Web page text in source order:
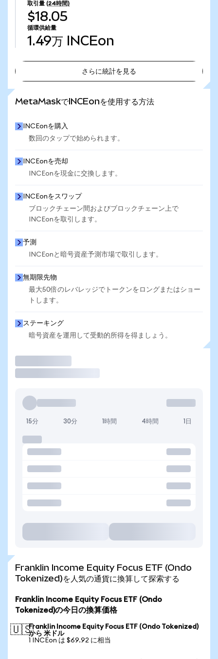
取引量 (24時間)
$18.05
循環供給量
1.49万 INCEon
さらに統計を見る
MetaMaskでINCEonを使用する方法
INCEonを購入
数回のタップで始められます。
INCEonを売却
INCEonを現金に交換します。
INCEonをスワップ
ブロックチェーン間およびブロックチェーン上で
INCEonを取引します。
予測
INCEonと暗号資産予測市場で取引します。
無期限先物
最大50倍のレバレッジでトークンをロングまたはショー
トします。
ステーキング
暗号資産を運用して受動的所得を得ましょう。
15分 30分 1時間 4時間 1日
Franklin Income Equity Focus ETF (Ondo
Tokenized)を人気の通貨に換算して探索する
Franklin Income Equity Focus ETF (Ondo
Tokenized)の今日の換算価格
🇺🇸Franklin Income Equity Focus ETF (Ondo Tokenized)
から 米ドル
1 INCEon は $69.92 に相当